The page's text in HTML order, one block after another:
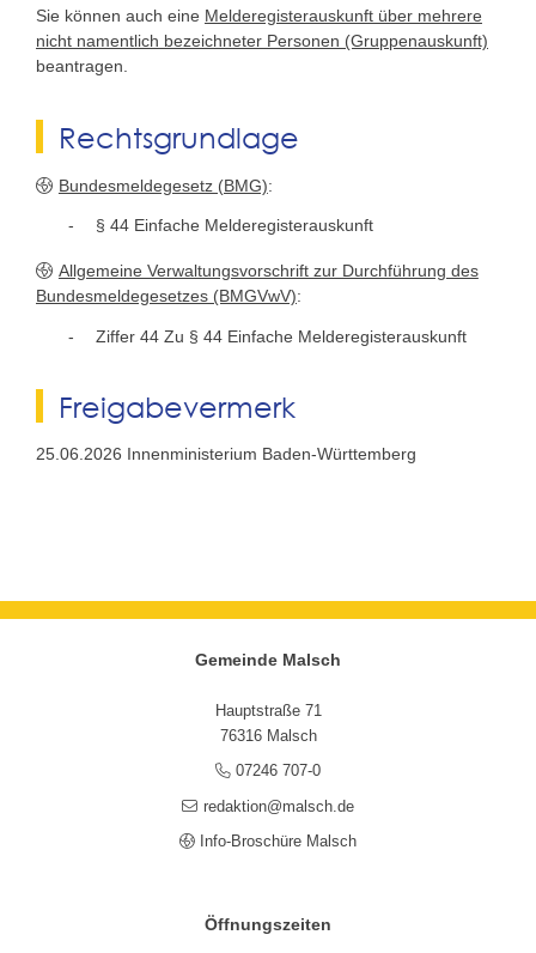
Sie können auch eine Melderegisterauskunft über mehrere
nicht namentlich bezeichneter Personen (Gruppenauskunft)
beantragen.
Rechtsgrundlage
Bundesmeldegesetz (BMG):
§ 44 Einfache Melderegisterauskunft
Allgemeine Verwaltungsvorschrift zur Durchführung des
Bundesmeldegesetzes (BMGVwV):
Ziffer 44 Zu § 44 Einfache Melderegisterauskunft
Freigabevermerk
25.06.2026 Innenministerium Baden-Württemberg
Gemeinde Malsch
Hauptstraße 71
76316 Malsch
07246 707-0
redaktion@malsch.de
Info-Broschüre Malsch
Öffnungszeiten